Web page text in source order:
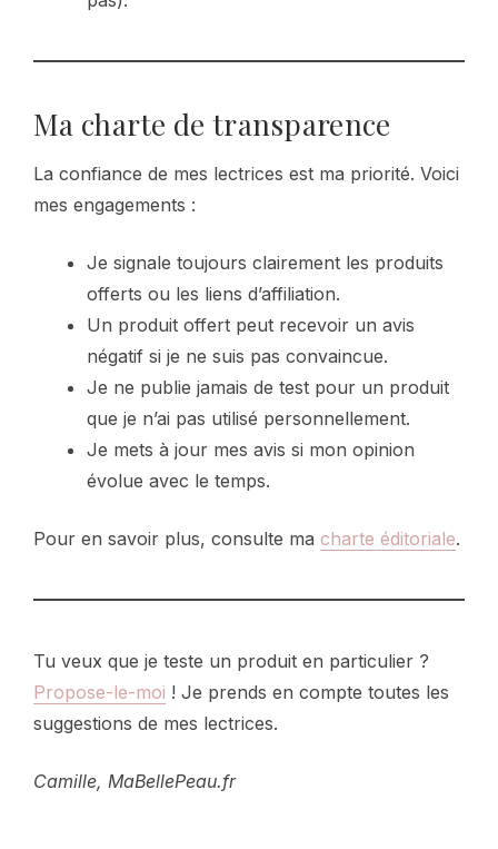
Ma charte de transparence
La confiance de mes lectrices est ma priorité. Voici
mes engagements :
Je signale toujours clairement les produits
offerts ou les liens d’affiliation.
Un produit offert peut recevoir un avis
négatif si je ne suis pas convaincue.
Je ne publie jamais de test pour un produit
que je n’ai pas utilisé personnellement.
Je mets à jour mes avis si mon opinion
évolue avec le temps.
Pour en savoir plus, consulte ma charte éditoriale.
Tu veux que je teste un produit en particulier ?
Propose-le-moi ! Je prends en compte toutes les
suggestions de mes lectrices.
Camille, MaBellePeau.fr